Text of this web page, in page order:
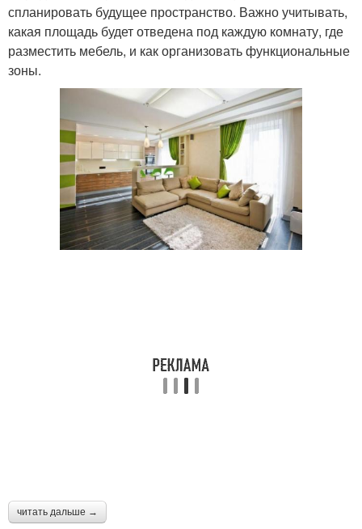
спланировать будущее пространство. Важно учитывать,
какая площадь будет отведена под каждую комнату, где
разместить мебель, и как организовать функциональные
зоны.
читать дальше →